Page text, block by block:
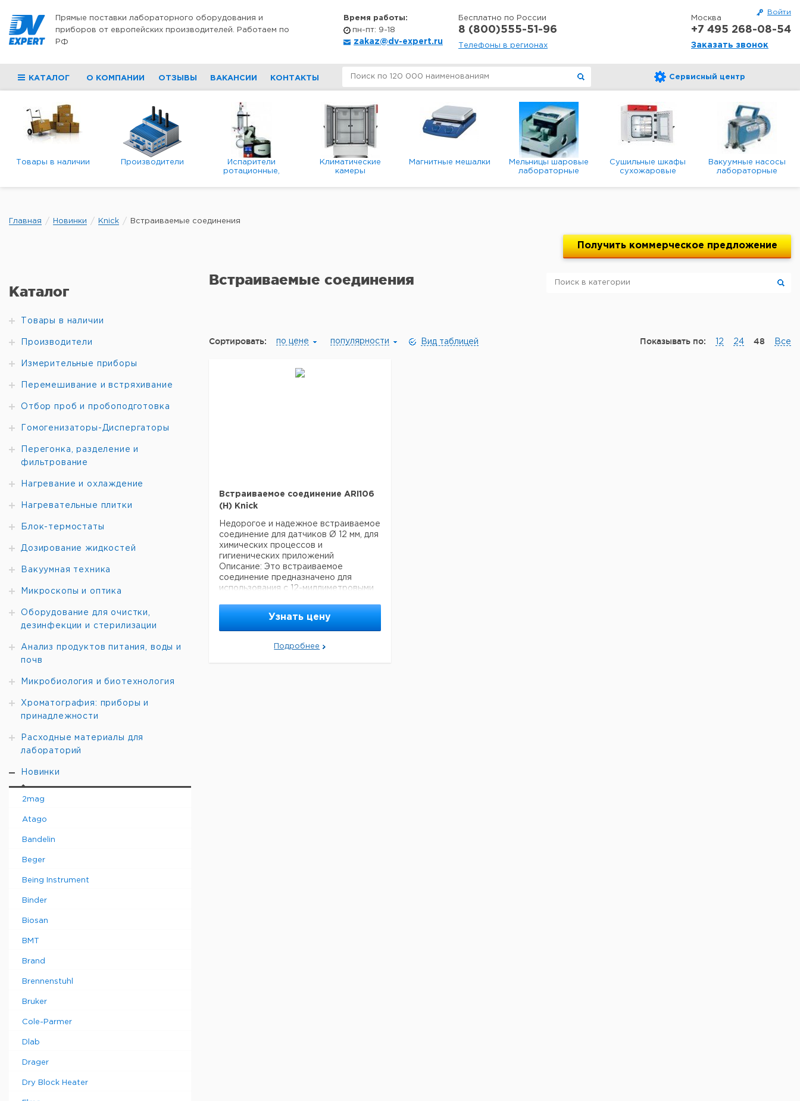
Войти
Прямые поставки лабораторного оборудования и
приборов от европейских производителей. Работаем по
РФ
Время работы:
пн-пт: 9-18
zakaz@dv-expert.ru
Бесплатно по России
8 (800)555-51-96
Телефоны в регионах
Москва
+7 495 268-08-54
Заказать звонок
КАТАЛОГ О КОМПАНИИ ОТЗЫВЫ ВАКАНСИИ КОНТАКТЫ Сервисный центр
Товары в наличии Производители
Испарители
ротационные,
вакуумные
Климатические
камеры
Магнитные мешалки
Мельницы шаровые
лабораторные
Сушильные шкафы
сухожаровые
Вакуумные насосы
лабораторные
мембранные
Главная Новинки Knick Встраиваемые соединения
Получить коммерческое предложение
Каталог
Товары в наличии
Производители
Измерительные приборы
Перемешивание и встряхивание
Отбор проб и пробоподготовка
Гомогенизаторы-Диспергаторы
Перегонка, разделение и
фильтрование
Нагревание и охлаждение
Нагревательные плитки
Блок-термостаты
Дозирование жидкостей
Вакуумная техника
Микроскопы и оптика
Оборудование для очистки,
дезинфекции и стерилизации
Анализ продуктов питания, воды и
почв
Микробиология и биотехнология
Хроматография: приборы и
принадлежности
Расходные материалы для
лабораторий
Новинки
2mag
Atago
Bandelin
Beger
Being Instrument
Binder
Biosan
BMT
Brand
Brennenstuhl
Bruker
Cole-Parmer
Dlab
Drager
Dry Block Heater
Встраиваемые соединения
Сортировать: по цене популярности Вид таблицей Показывать по: 12 24 48 Все
Встраиваемое соединение ARI106
(H) Knick
Недорогое и надежное встраиваемое
соединение для датчиков Ø 12 мм, для
химических процессов и
гигиенических приложений
Описание: Это встраиваемое
соединение предназначено для
использования с 12-миллиметровыми
процессов и гигиенических
приложений.
Ключевые особенности:
под индивидуальные условия
Узнать цену
Подробнее